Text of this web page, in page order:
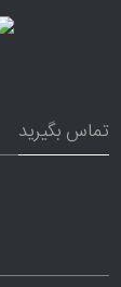
تماس بگیرید